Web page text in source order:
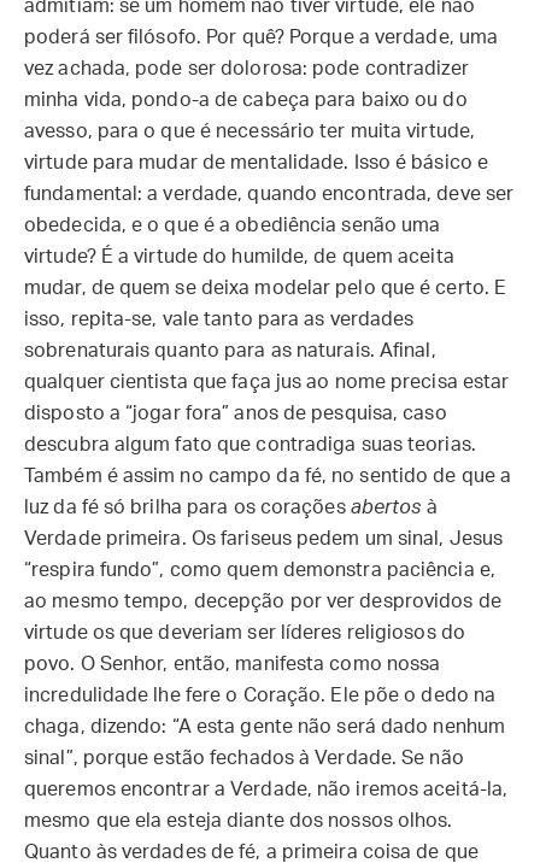
admitiam: se um homem não tiver virtude, ele não
poderá ser filósofo. Por quê? Porque a verdade, uma
vez achada, pode ser dolorosa: pode contradizer
minha vida, pondo-a de cabeça para baixo ou do
avesso, para o que é necessário ter muita virtude,
virtude para mudar de mentalidade. Isso é básico e
fundamental: a verdade, quando encontrada, deve ser
obedecida, e o que é a obediência senão uma
virtude? É a virtude do humilde, de quem aceita
mudar, de quem se deixa modelar pelo que é certo. E
isso, repita-se, vale tanto para as verdades
sobrenaturais quanto para as naturais. Afinal,
qualquer cientista que faça jus ao nome precisa estar
disposto a “jogar fora” anos de pesquisa, caso
descubra algum fato que contradiga suas teorias.
Também é assim no campo da fé, no sentido de que a
luz da fé só brilha para os corações abertos à
Verdade primeira. Os fariseus pedem um sinal, Jesus
“respira fundo”, como quem demonstra paciência e,
ao mesmo tempo, decepção por ver desprovidos de
virtude os que deveriam ser líderes religiosos do
povo. O Senhor, então, manifesta como nossa
incredulidade lhe fere o Coração. Ele põe o dedo na
chaga, dizendo: “A esta gente não será dado nenhum
sinal”, porque estão fechados à Verdade. Se não
queremos encontrar a Verdade, não iremos aceitá-la,
mesmo que ela esteja diante dos nossos olhos.
Quanto às verdades de fé, a primeira coisa de que